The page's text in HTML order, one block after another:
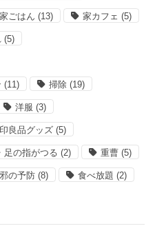
家ごはん (13) 家カフェ (5)
(5)
(11) 掃除 (19)
洋服 (3)
良品グッズ (5)
足の指がつる (2) 重曹 (5)
の予防 (8) 食べ放題 (2)